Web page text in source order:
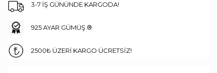
3-7 İŞ GÜNÜNDE KARGODA!
925 AYAR GÜMÜŞ ®
2500₺ ÜZERİ KARGO ÜCRETSİZ!